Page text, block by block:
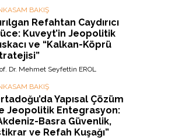
BAKIŞ
Refahtan Caydırıcı
Kuveyt’in Jeopolitik
ve “Kalkan-Köprü
Dr. Mehmet Seyfettin EROL
BAKIŞ
Yapısal Çözüm
Jeopolitik Entegrasyon:
Basra Güvenlik,
ve Refah Kuşağı”